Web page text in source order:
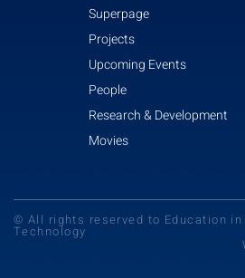
Superpage
Projects
Upcoming Events
People
Research & Development
Movies
© All rights reserved to Education in
Technology